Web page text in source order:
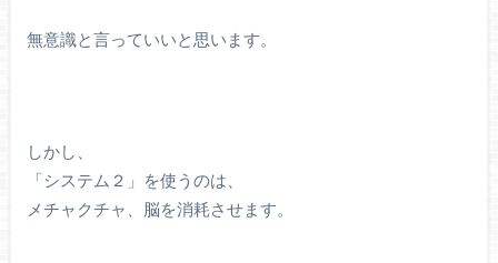
無意識と言っていいと思います。
しかし、
「システム２」を使うのは、
メチャクチャ、脳を消耗させます。